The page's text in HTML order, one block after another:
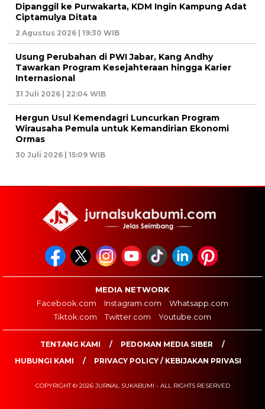
Dipanggil ke Purwakarta, KDM Ingin Kampung Adat
Ciptamulya Ditata
2 Agustus 2026 | 19:30 WIB
Usung Perubahan di PWI Jabar, Kang Andhy
Tawarkan Program Kesejahteraan hingga Karier
Internasional
31 Juli 2026 | 22:04 WIB
Hergun Usul Kemendagri Luncurkan Program
Wirausaha Pemula untuk Kemandirian Ekonomi
Ormas
30 Juli 2026 | 15:09 WIB
MEDIA NETWORK
Facebook.com
Instagram.com
Whatsapp.com
Tiktok.com
Twitter.com Youtube.com
TENTANG KAMI
PEDOMAN MEDIA SIBER
HUBUNGI KAMI
PRIVACY POLICY / KEBIJAKAN PRIVASI
COPYRIGHT © 2026 JURNAL SUKABUMI - ALL RIGHTS RESERVED